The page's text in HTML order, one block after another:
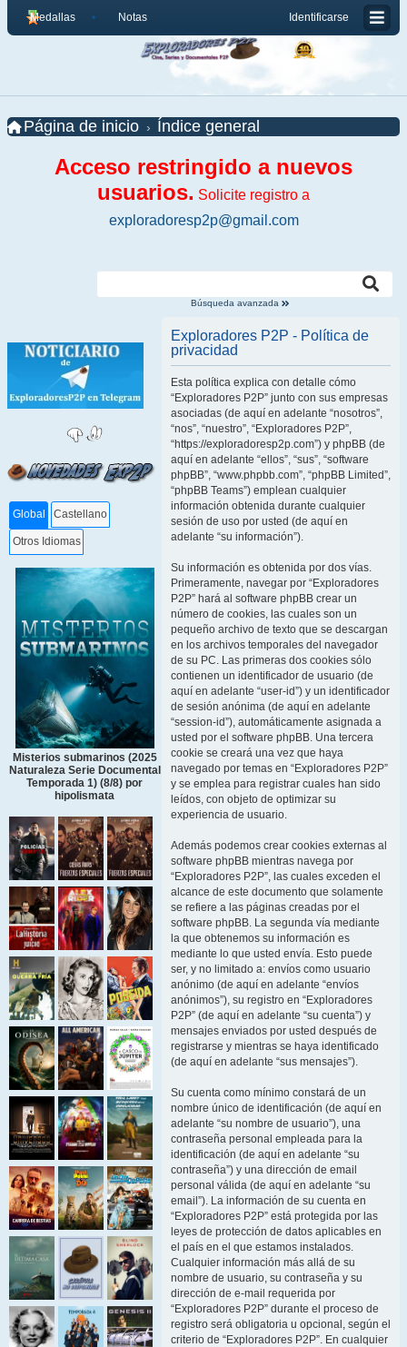
Identificarse
Medallas Notas
Página de inicio Índice general
Acceso restringido a nuevos
usuarios. Solicite registro a
exploradoresp2p@gmail.com
Búsqueda avanzada
Global Castellano
Otros Idiomas
Misterios submarinos (2025
Naturaleza Serie Documental
Temporada 1) (8/8) por
hipolismata
Exploradores P2P - Política de
privacidad
Esta política explica con detalle cómo
“Exploradores P2P” junto con sus empresas
asociadas (de aquí en adelante “nosotros”,
“nos”, “nuestro”, “Exploradores P2P”,
“https://exploradoresp2p.com”) y phpBB (de
aquí en adelante “ellos”, “sus”, “software
phpBB”, “www.phpbb.com”, “phpBB Limited”,
“phpBB Teams”) emplean cualquier
información obtenida durante cualquier
sesión de uso por usted (de aquí en
adelante “su información”).
Su información es obtenida por dos vías.
Primeramente, navegar por “Exploradores
P2P” hará al software phpBB crear un
número de cookies, las cuales son un
pequeño archivo de texto que se descargan
en los archivos temporales del navegador
de su PC. Las primeras dos cookies sólo
contienen un identificador de usuario (de
aquí en adelante “user-id”) y un identificador
de sesión anónima (de aquí en adelante
“session-id”), automáticamente asignada a
usted por el software phpBB. Una tercera
cookie se creará una vez que haya
navegado por temas en “Exploradores P2P”
y se emplea para registrar cuales han sido
leídos, con objeto de optimizar su
experiencia de usuario.
Además podemos crear cookies externas al
software phpBB mientras navega por
“Exploradores P2P”, las cuales exceden el
alcance de este documento que solamente
se refiere a las páginas creadas por el
software phpBB. La segunda vía mediante
la que obtenemos su información es
mediante lo que usted envía. Esto puede
ser, y no limitado a: envíos como usuario
anónimo (de aquí en adelante “envíos
anónimos”), su registro en “Exploradores
P2P” (de aquí en adelante “su cuenta”) y
mensajes enviados por usted después de
registrarse y mientras se haya identificado
(de aquí en adelante “sus mensajes”).
Su cuenta como mínimo constará de un
nombre único de identificación (de aquí en
adelante “su nombre de usuario”), una
contraseña personal empleada para la
identificación (de aquí en adelante “su
contraseña”) y una dirección de email
personal válida (de aquí en adelante “su
email”). La información de su cuenta en
“Exploradores P2P” está protegida por las
leyes de protección de datos aplicables en
el país en el que estamos instalados.
Cualquier información más allá de su
nombre de usuario, su contraseña y su
dirección de e-mail requerida por
“Exploradores P2P” durante el proceso de
registro será obligatoria u opcional, según el
criterio de “Exploradores P2P”. En cualquier